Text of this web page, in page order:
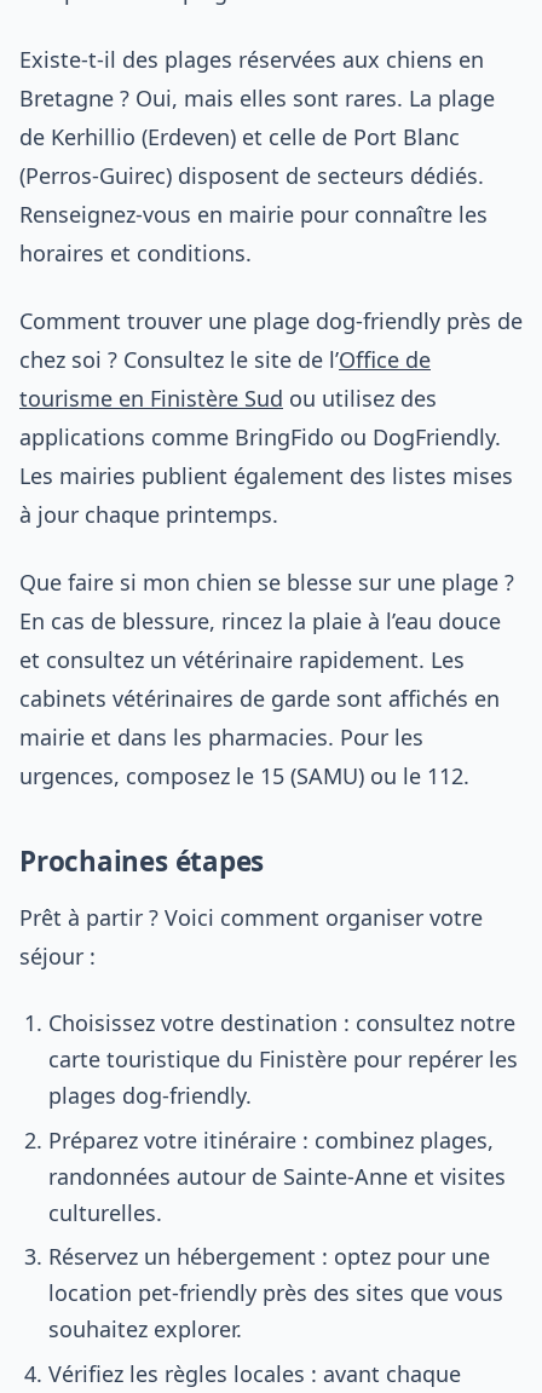
Existe-t-il des plages réservées aux chiens en
Bretagne ? Oui, mais elles sont rares. La plage
de Kerhillio (Erdeven) et celle de Port Blanc
(Perros-Guirec) disposent de secteurs dédiés.
Renseignez-vous en mairie pour connaître les
horaires et conditions.
Comment trouver une plage dog-friendly près de
chez soi ? Consultez le site de l’Office de
tourisme en Finistère Sud ou utilisez des
applications comme BringFido ou DogFriendly.
Les mairies publient également des listes mises
à jour chaque printemps.
Que faire si mon chien se blesse sur une plage ?
En cas de blessure, rincez la plaie à l’eau douce
et consultez un vétérinaire rapidement. Les
cabinets vétérinaires de garde sont affichés en
mairie et dans les pharmacies. Pour les
urgences, composez le 15 (SAMU) ou le 112.
Prochaines étapes
Prêt à partir ? Voici comment organiser votre
séjour :
Choisissez votre destination : consultez notre
carte touristique du Finistère pour repérer les
plages dog-friendly.
Préparez votre itinéraire : combinez plages,
randonnées autour de Sainte-Anne et visites
culturelles.
Réservez un hébergement : optez pour une
location pet-friendly près des sites que vous
souhaitez explorer.
Vérifiez les règles locales : avant chaque